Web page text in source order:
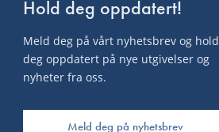
Hold deg oppdatert!
Meld deg på vårt nyhetsbrev og hold
deg oppdatert på nye utgivelser og
nyheter fra oss.
Meld deg på nyhetsbrev